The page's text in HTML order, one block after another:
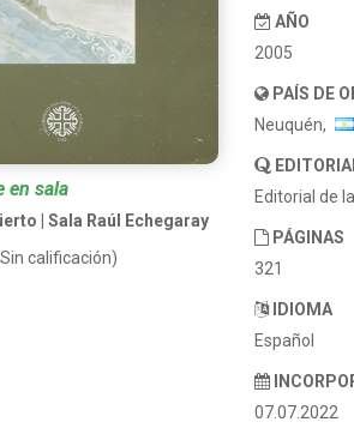
en sala
| Sala Raúl Echegaray
calificación)
AÑO
2005
PAÍS DE
Neuquén,
Editorial de
PÁGINAS
321
IDIOMA
Español
07.07.2022